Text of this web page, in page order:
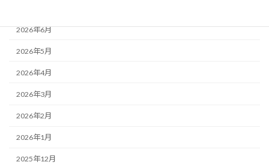
2026年6月
2026年5月
2026年4月
2026年3月
2026年2月
2026年1月
2025年12月